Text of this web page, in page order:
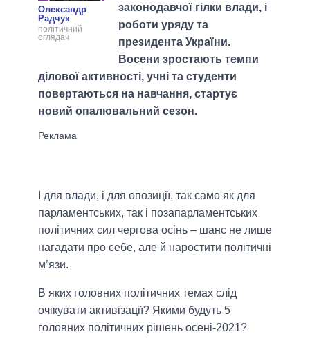
Олександр
Радчук
політичний
оглядач
законодавчої гілки влади, і
роботи уряду та
президента України.
Восени зростають темпи
ділової активності, учні та студенти
повертаються на навчання, стартує
новий опалювальний сезон.
І для влади, і для опозиції, так само як для
парламентських, так і позапарламентських
політичних сил чергова осінь – шанс не лише
нагадати про себе, але й наростити політичні
м’язи.
В яких головних політичних темах слід
очікувати активізації? Якими будуть 5
головних політичних рішень осені-2021?